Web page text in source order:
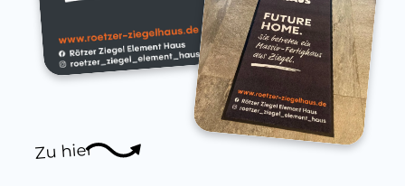
Zu hier